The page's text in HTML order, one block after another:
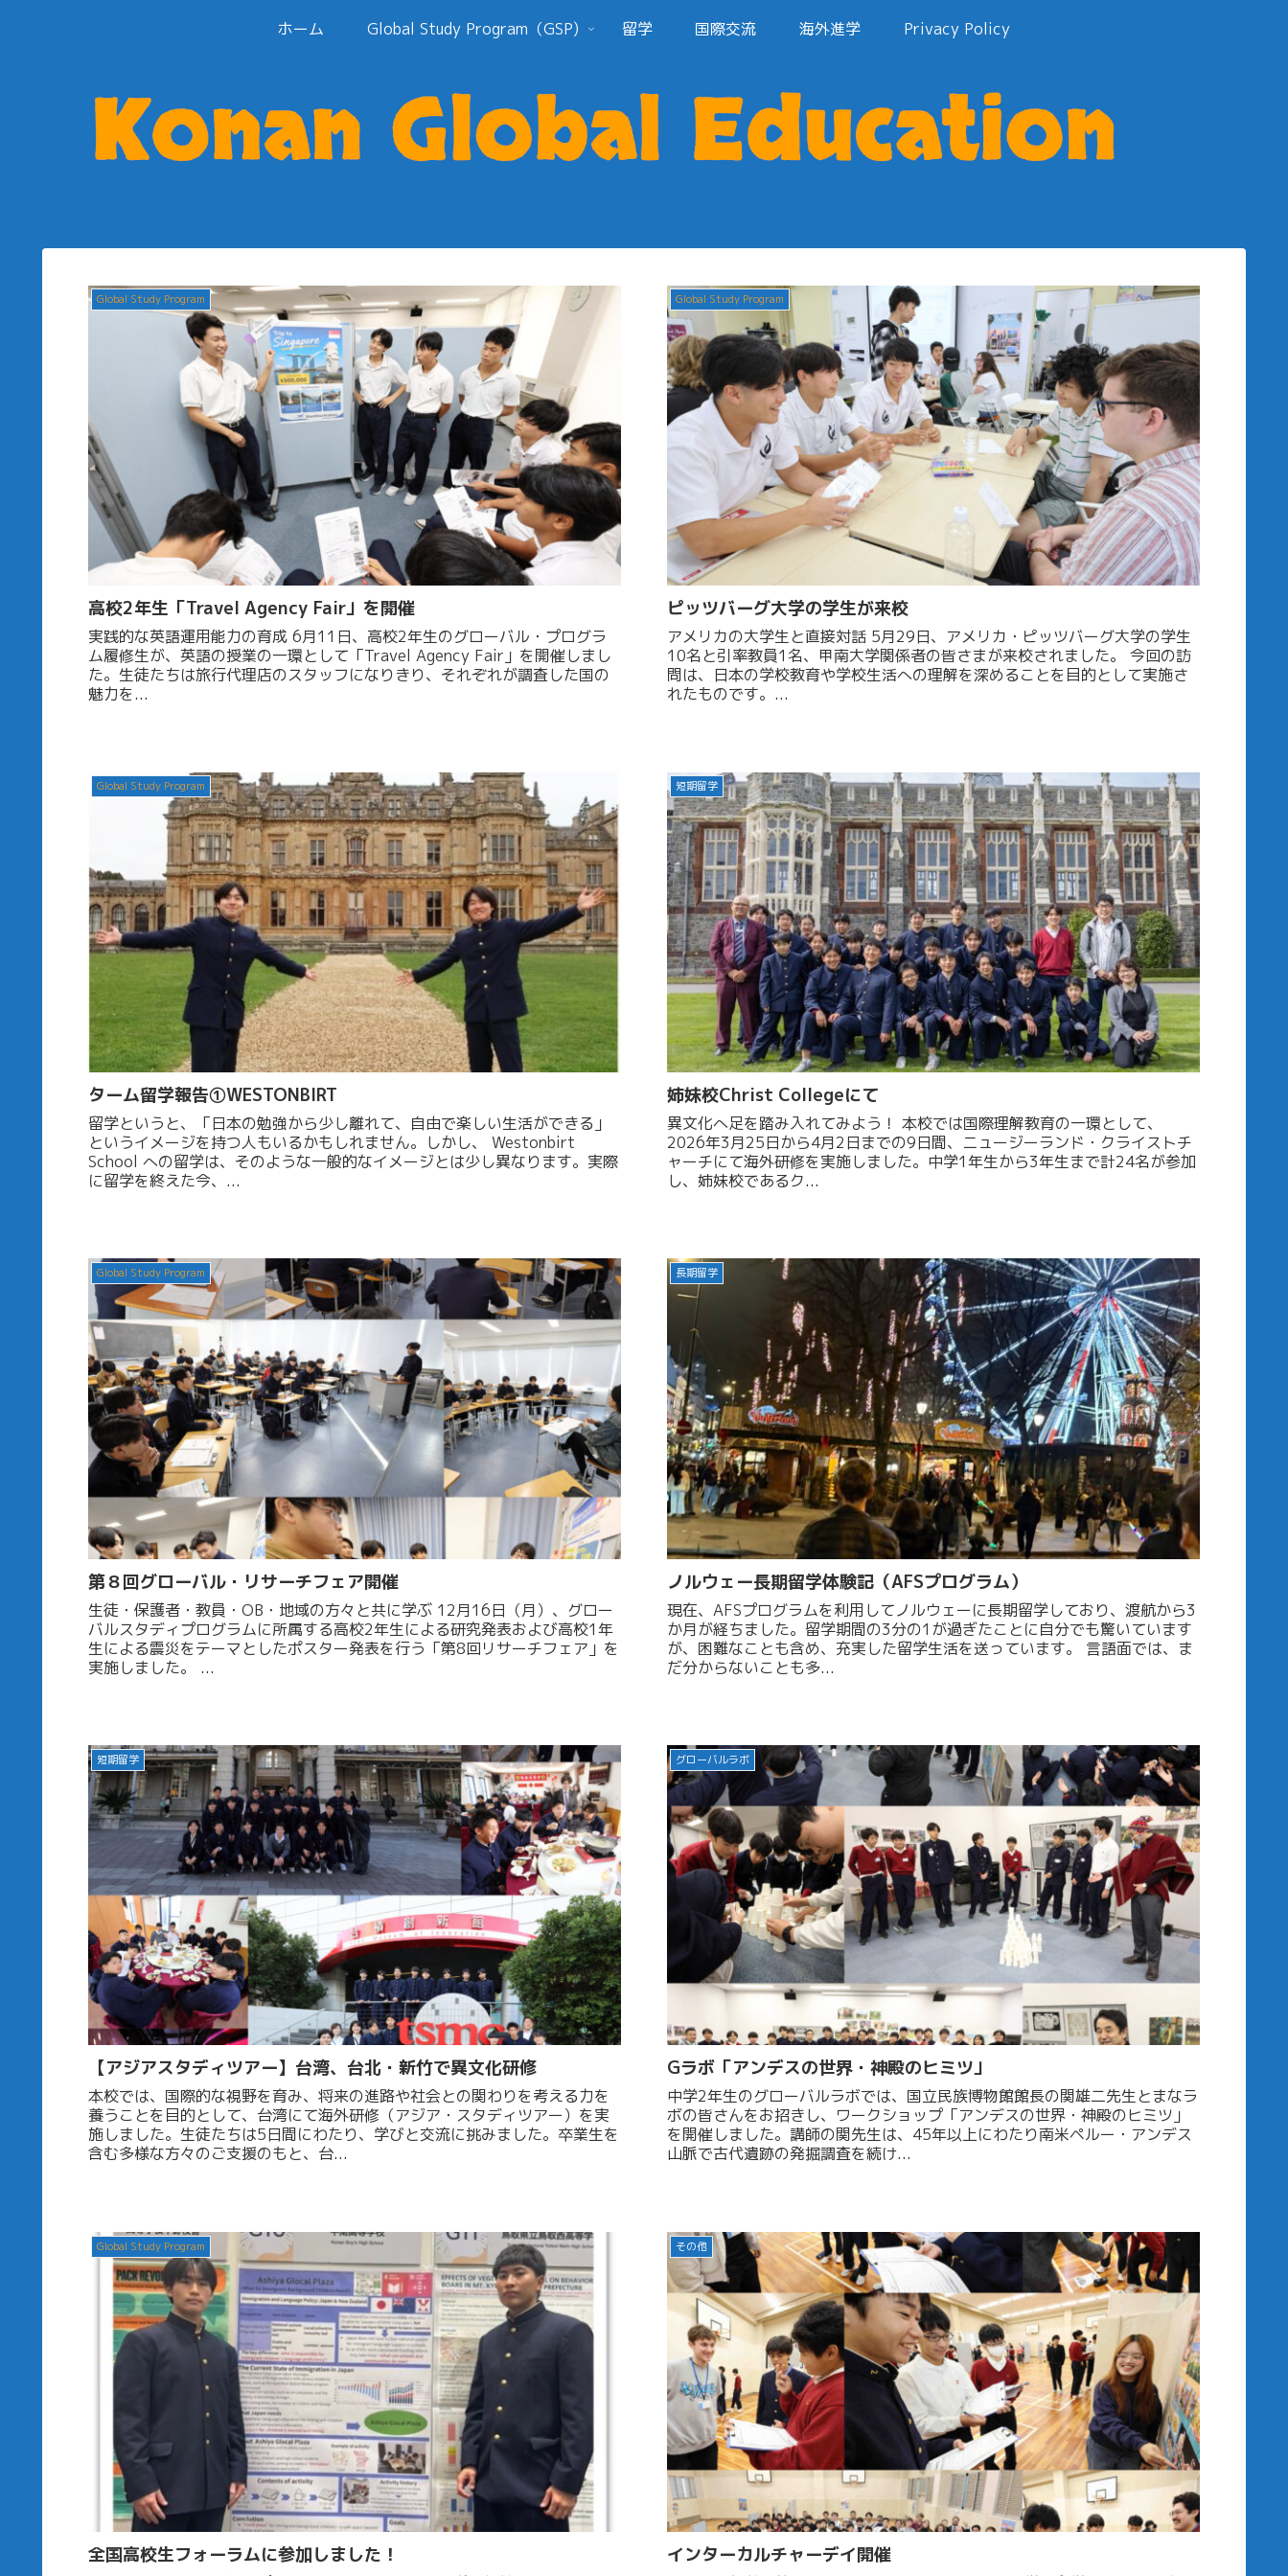
ホーム Global Study Program（GSP) 留学 国際交流 海外進学 Privacy Policy
Global Study Program
高校2年生「Travel Agency Fair」を開催
実践的な英語運用能力の育成 6月11日、高校2年生のグローバル・プログラ
ム履修生が、英語の授業の一環として「Travel Agency Fair」を開催しまし
た。生徒たちは旅行代理店のスタッフになりきり、それぞれが調査した国の
魅力を...
Global Study Program
ピッツバーグ大学の学生が来校
アメリカの大学生と直接対話 5月29日、アメリカ・ピッツバーグ大学の学生
10名と引率教員1名、甲南大学関係者の皆さまが来校されました。 今回の訪
問は、日本の学校教育や学校生活への理解を深めることを目的として実施さ
れたものです。...
Global Study Program
ターム留学報告①WESTONBIRT
留学というと、「⽇本の勉強から少し離れて、⾃由で楽しい⽣活ができる」
というイメージを持つ⼈もいるかもしれません。しかし、 Westonbirt
School への留学は、そのような⼀般的なイメージとは少し異なります。実際
に留学を終えた今、...
短期留学
姉妹校Christ Collegeにて
異文化へ足を踏み入れてみよう！ 本校では国際理解教育の一環として、
2026年3月25日から4月2日までの9日間、ニュージーランド・クライストチ
ャーチにて海外研修を実施しました。中学1年生から3年生まで計24名が参加
し、姉妹校であるク...
Global Study Program
第８回グローバル・リサーチフェア開催
生徒・保護者・教員・OB・地域の方々と共に学ぶ 12月16日（月）、グロー
バルスタディプログラムに所属する高校2年生による研究発表および高校1年
生による震災をテーマとしたポスター発表を行う「第8回リサーチフェア」を
実施しました。 ...
長期留学
ノルウェー長期留学体験記（AFSプログラム）
現在、AFSプログラムを利用してノルウェーに長期留学しており、渡航から3
か月が経ちました。留学期間の3分の1が過ぎたことに自分でも驚いています
が、困難なことも含め、充実した留学生活を送っています。 言語面では、ま
だ分からないことも多...
短期留学
【アジアスタディツアー】台湾、台北・新竹で異文化研修
本校では、国際的な視野を育み、将来の進路や社会との関わりを考える力を
養うことを目的として、台湾にて海外研修（アジア・スタディツアー）を実
施しました。生徒たちは5日間にわたり、学びと交流に挑みました。卒業生を
含む多様な方々のご支援のもと、台...
グローバルラボ
Gラボ「アンデスの世界・神殿のヒミツ」
中学2年生のグローバルラボでは、国立民族博物館館長の関雄二先生とまなラ
ボの皆さんをお招きし、ワークショップ「アンデスの世界・神殿のヒミツ」
を開催しました。講師の関先生は、45年以上にわたり南米ペルー・アンデス
山脈で古代遺跡の発掘調査を続け...
Global Study Program
全国高校生フォーラムに参加しました！
その他
インターカルチャーデイ開催